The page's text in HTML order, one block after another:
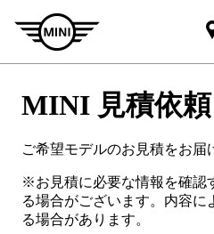
MINI 見積依頼
ご希望モデルのお見積をお届
※お見積に必要な情報を確認
る場合がございます。内容
る場合があります。